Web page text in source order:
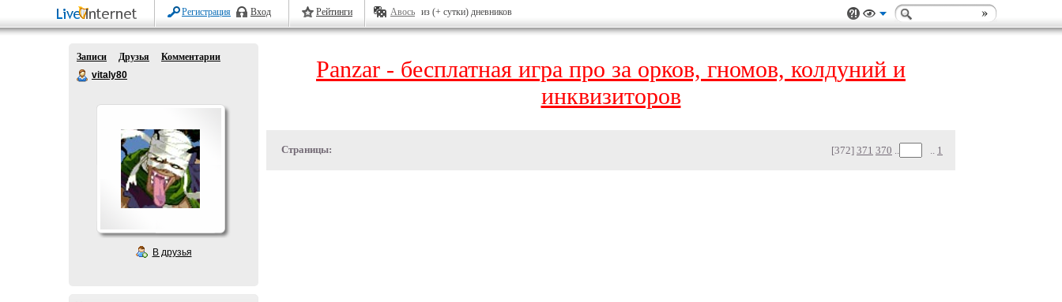
Регистрация Вход Рейтинги Авось из (+ сутки) дневников
Записи Друзья
Комментарии
vitaly80
В друзья
Panzar - бесплатная игра про за орков, гномов, колдуний и
инквизиторов
Страницы: [372] 371 370 .. .. 1